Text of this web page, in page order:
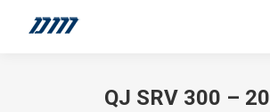
QJ SRV 300 –